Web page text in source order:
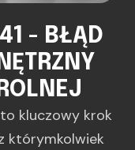
- BŁĄD
kluczowy krok
którymkolwiek